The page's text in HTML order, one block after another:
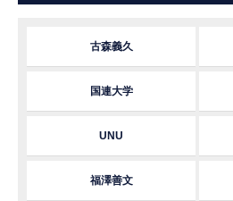
古森義久
国連大学
UNU
福澤善文